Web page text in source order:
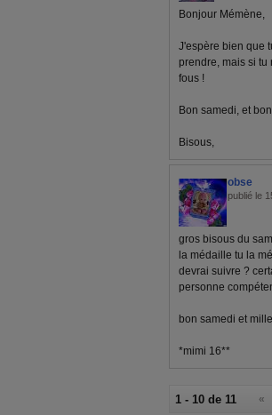
Bonjour Mémène,
J'espère bien que
prendre, mais si tu
fous !
Bon samedi, et
Bisous,
obse
publié le
gros bisous du
la médaille tu la
devrai suivre ?
personne
bon samedi et
*mimi 16**
1 - 10 de 11 «